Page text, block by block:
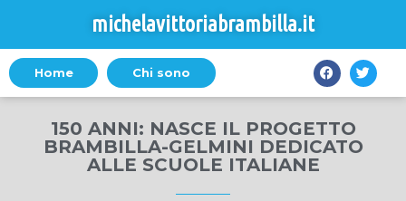
michelavittoriabrambilla.it
Home Chi sono
150 ANNI: NASCE IL PROGETTO
BRAMBILLA-GELMINI DEDICATO
ALLE SCUOLE ITALIANE